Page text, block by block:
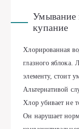
Умывание
купание
Хлорированная
глазного яблока.
элементу, стоит
Альтернативой
Хлор убивает не
Он нарушает